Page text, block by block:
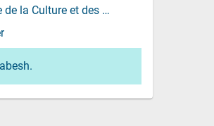
Fonds Ministère de la Culture et des Communications